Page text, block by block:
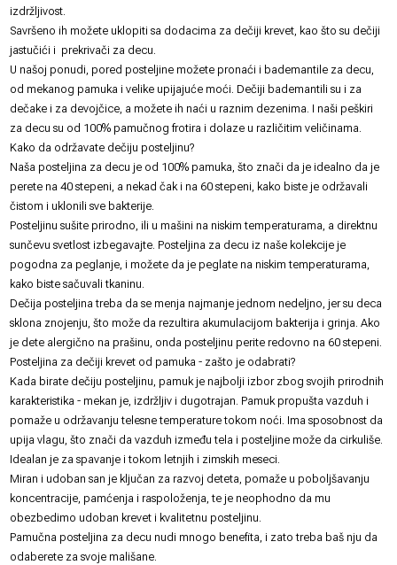
izdržljivost.
Savršeno ih možete uklopiti sa dodacima za dečiji krevet, kao što su dečiji
jastučići i prekrivači za decu.
U našoj ponudi, pored posteljine možete pronaći i bademantile za decu,
od mekanog pamuka i velike upijajuće moći. Dečiji bademantili su i za
dečake i za devojčice, a možete ih naći u raznim dezenima. I naši peškiri
za decu su od 100% pamučnog frotira i dolaze u različitim veličinama.
Kako da održavate dečiju posteljinu?
Naša posteljina za decu je od 100% pamuka, što znači da je idealno da je
perete na 40 stepeni, a nekad čak i na 60 stepeni, kako biste je održavali
čistom i uklonili sve bakterije.
Posteljinu sušite prirodno, ili u mašini na niskim temperaturama, a direktnu
sunčevu svetlost izbegavajte. Posteljina za decu iz naše kolekcije je
pogodna za peglanje, i možete da je peglate na niskim temperaturama,
kako biste sačuvali tkaninu.
Dečija posteljina treba da se menja najmanje jednom nedeljno, jer su deca
sklona znojenju, što može da rezultira akumulacijom bakterija i grinja. Ako
je dete alergično na prašinu, onda posteljinu perite redovno na 60 stepeni.
Posteljina za dečiji krevet od pamuka - zašto je odabrati?
Kada birate dečiju posteljinu, pamuk je najbolji izbor zbog svojih prirodnih
karakteristika - mekan je, izdržljiv i dugotrajan. Pamuk propušta vazduh i
pomaže u održavanju telesne temperature tokom noći. Ima sposobnost da
upija vlagu, što znači da vazduh između tela i posteljine može da cirkuliše.
Idealan je za spavanje i tokom letnjih i zimskih meseci.
Miran i udoban san je ključan za razvoj deteta, pomaže u poboljšavanju
koncentracije, pamćenja i raspoloženja, te je neophodno da mu
obezbedimo udoban krevet i kvalitetnu posteljinu.
Pamučna posteljina za decu nudi mnogo benefita, i zato treba baš nju da
odaberete za svoje mališane.